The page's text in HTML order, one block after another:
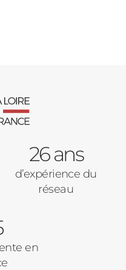
26 ans
d’expérience du
réseau
en